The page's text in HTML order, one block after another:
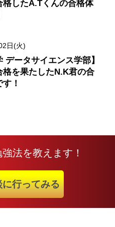
格したA.Tくんの合格体
日(火)
データサイエンス学部】
格を果たしたN.K君の合
！
法を教えます！
行ってみる